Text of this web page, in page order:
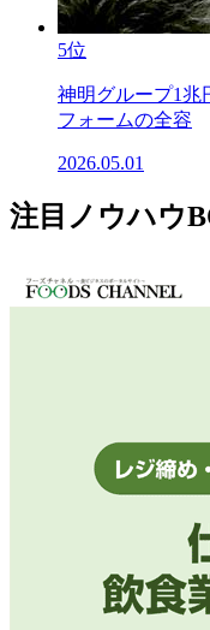
5位
神明グループ1兆
フォームの全容
2026.05.01
注目ノウハウ